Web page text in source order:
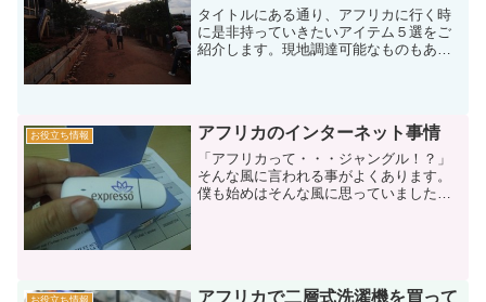
タイトルにある通り、アフリカに行く時
に是非持っていきたいアイテム５選をご
紹介します。現地調達可能なものもあり
お役立ち情報 アフリカのインターネット事情
「アフリカって・・・ジャングル！？」
そんな風に言われる事がよくあります。
僕も始めはそんな風に思っていました
アフリカで二層式洗濯機を買って